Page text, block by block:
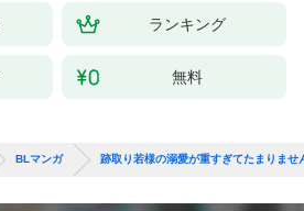
ランキング
無料
BLマンガ 跡取り若様の溺愛が重すぎてたまりま